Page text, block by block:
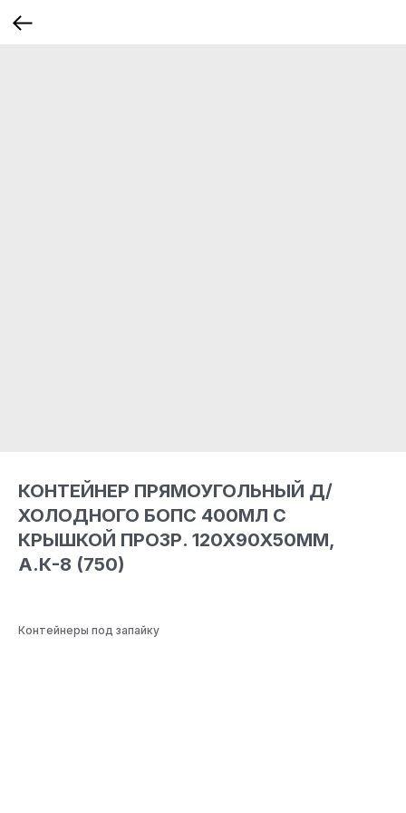
КОНТЕЙНЕР ПРЯМОУГОЛЬНЫЙ Д/
ХОЛОДНОГО БОПС 400МЛ С
КРЫШКОЙ ПРОЗР. 120Х90Х50ММ,
А.К-8 (750)
Контейнеры под запайку